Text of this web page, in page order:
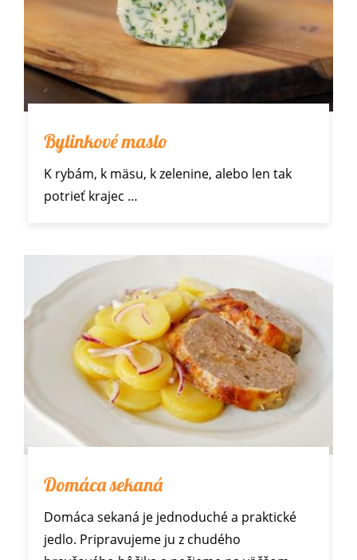
Bylinkové maslo
K rybám, k mäsu, k zelenine, alebo len tak
potrieť krajec …
Domáca sekaná
Domáca sekaná je jednoduché a praktické
jedlo. Pripravujeme ju z chudého